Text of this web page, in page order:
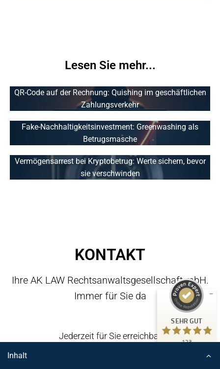
Inhalt
Lesen Sie mehr...
QR-Code auf der Rechnung: Quishing im geschäftlichen
Zahlungsverkehr
Fake-Nachhaltigkeitsinvestment: Greenwashing als
Betrugsmasche
Vermögensarrest bei Kryptobetrug: Werte sichern, bevor
sie verschwinden
KONTAKT
Ihre AK LAW Rechtsanwaltsgesellschaft mbH.
Immer für Sie da
Jederzeit für Sie erreichbar
SEHR GUT
123
Kanzlei Dr. Araujo Kurth
SEHR GUT 123
Bewertungen von
anderen Quellen
18.06.2026